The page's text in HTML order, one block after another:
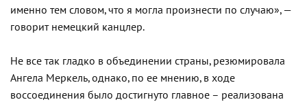
именно тем словом, что я могла произнести по случаю», —
говорит немецкий канцлер.
Не все так гладко в объединении страны, резюмировала
Ангела Меркель, однако, по ее мнению, в ходе
воссоединения было достигнуто главное – реализована